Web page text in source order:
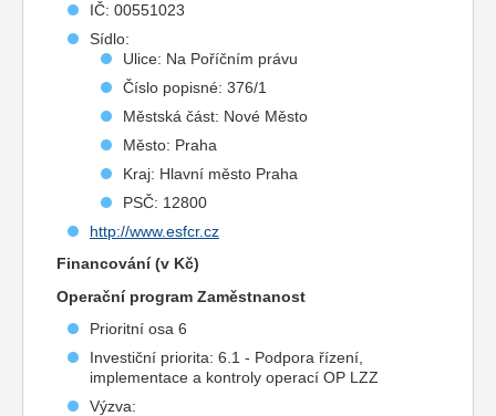
IČ: 00551023
Sídlo:
Ulice: Na Poříčním právu
Číslo popisné: 376/1
Městská část: Nové Město
Město: Praha
Kraj: Hlavní město Praha
PSČ: 12800
http://www.esfcr.cz
Financování (v Kč)
Operační program Zaměstnanost
Prioritní osa 6
Investiční priorita: 6.1 - Podpora řízení,
implementace a kontroly operací OP LZZ
Výzva: